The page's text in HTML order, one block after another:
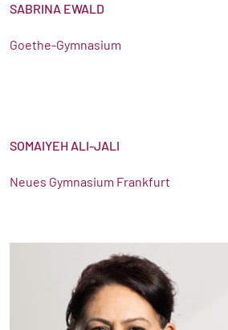
SABRINA EWALD
Goethe-Gymnasium
SOMAIYEH ALI-JALI
Neues Gymnasium Frankfurt